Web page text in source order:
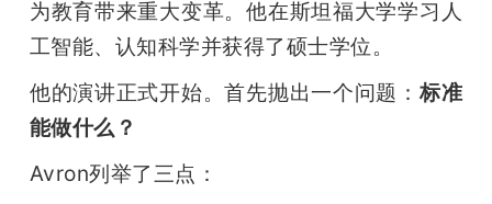
为教育带来重大变革。他在斯坦福大学学习人
工智能、认知科学并获得了硕士学位。
他的演讲正式开始。首先抛出一个问题：标准
能做什么？
Avron列举了三点：